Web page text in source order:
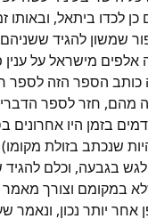
ביתאל, ובאותו
שמשון להגיד
אלפים מישראל על
כותב הספר הזה
חזר לספר
בזמן היו
שנכתב בזולת
פלגש בגבעה, וכלם
במקומם וצורך
אחר יותר נכון,